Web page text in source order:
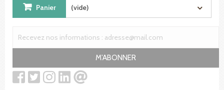
Panier (vide)
M'ABONNER